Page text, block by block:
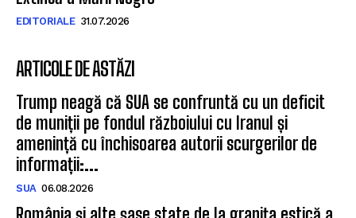
Extinsă a Mării Negre
ARTICOLE DE ASTĂZI
Trump neagă că SUA se confruntă cu un deficit
de muniții pe fondul războiului cu Iranul și
amenință cu închisoarea autorii scurgerilor de
informații:...